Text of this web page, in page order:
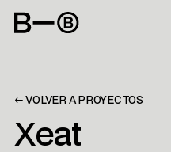
← VOLVER A PROYECTOS
Xeat